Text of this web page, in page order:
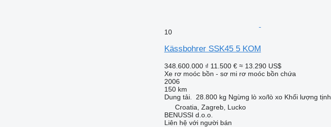
10
Kässbohrer SSK45 5 KOM
348.600.000 ₫ 11.500 € ≈ 13.290 US$
Xe rơ moóc bồn - sơ mi rơ moóc bồn chứa
2006
150 km
Dung tải.
28.800 kg Ngừng lò xo/lò xo Khối lượng tịnh
Croatia, Zagreb, Lucko
BENUSSI d.o.o.
Liên hệ với người bán